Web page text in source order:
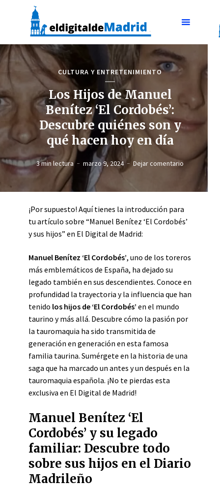
CULTURA Y ENTRETENIMIENTO
Los Hijos de Manuel
Benítez ‘El Cordobés’:
Descubre quiénes son y
qué hacen hoy en día
3 min lectura marzo 9, 2024 Dejar comentario
¡Por supuesto! Aquí tienes la introducción para
tu artículo sobre “Manuel Benítez ‘El Cordobés’
y sus hijos” en El Digital de Madrid:
Manuel Benítez ‘El Cordobés’, uno de los toreros
más emblemáticos de España, ha dejado su
legado también en sus descendientes. Conoce en
profundidad la trayectoria y la influencia que han
tenido los hijos de ‘El Cordobés’ en el mundo
taurino y más allá. Descubre cómo la pasión por
la tauromaquia ha sido transmitida de
generación en generación en esta famosa
familia taurina. Sumérgete en la historia de una
saga que ha marcado un antes y un después en la
tauromaquia española. ¡No te pierdas esta
exclusiva en El Digital de Madrid!
Manuel Benítez ‘El
Cordobés’ y su legado
familiar: Descubre todo
sobre sus hijos en el Diario
Madrileño